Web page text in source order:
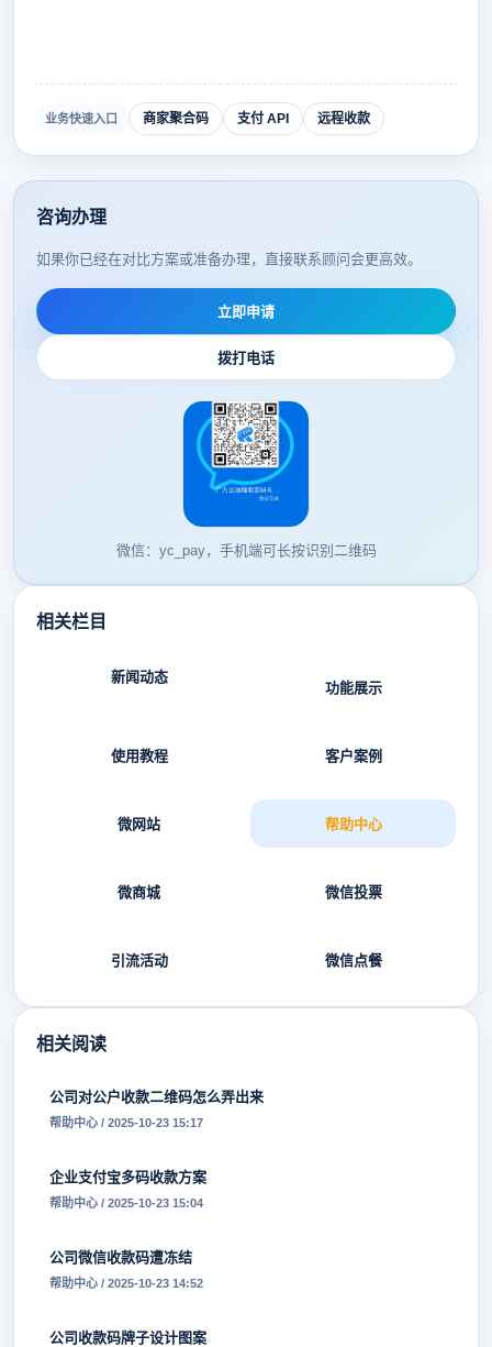
业务快速入口 商家聚合码 支付 API 远程收款
咨询办理
如果你已经在对比方案或准备办理，直接联系顾问会更高效。
立即申请
拨打电话
微信：yc_pay，手机端可长按识别二维码
相关栏目
新闻动态
功能展示
使用教程 客户案例
微网站 帮助中心
微商城 微信投票
引流活动 微信点餐
相关阅读
公司对公户收款二维码怎么弄出来
帮助中心 / 2025-10-23 15:17
企业支付宝多码收款方案
帮助中心 / 2025-10-23 15:04
公司微信收款码遭冻结
帮助中心 / 2025-10-23 14:52
公司收款码牌子设计图案